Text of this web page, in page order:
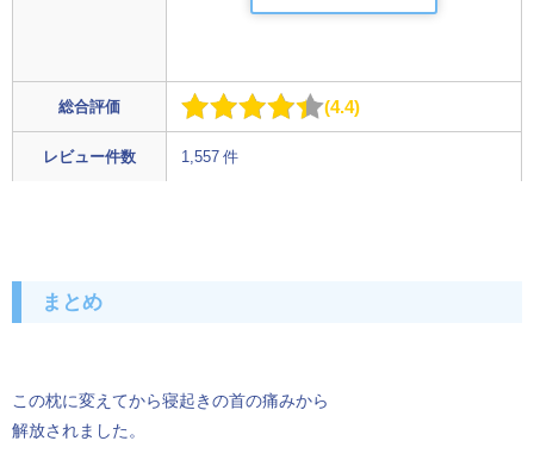
総合評価 4.4
レビュー件数 1,557 件
まとめ
この枕に変えてから寝起きの首の痛みから
解放されました。